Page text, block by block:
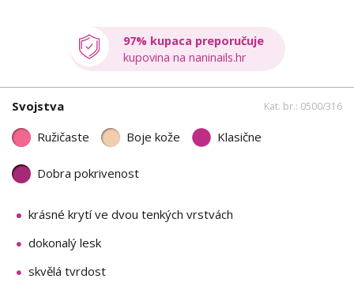
97% kupaca preporučuje
kupovina na naninails.hr
Svojstva Kat. br.: 0500/316
Ružičaste Boje kože Klasične
Dobra pokrivenost
krásné krytí ve dvou tenkých vrstvách
dokonalý lesk
skvělá tvrdost